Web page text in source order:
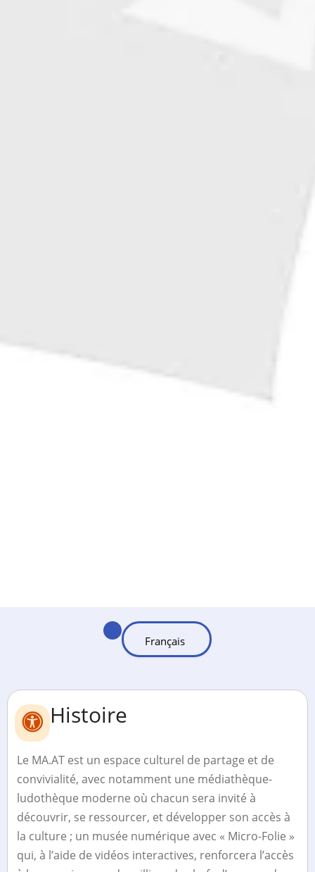
Histoire
Le MA.AT est un espace culturel de partage et de
convivialité, avec notamment une médiathèque-
ludothèque moderne où chacun sera invité à
découvrir, se ressourcer, et développer son accès à
la culture ; un musée numérique avec « Micro-Folie »
qui, à l’aide de vidéos interactives, renforcera l’accès